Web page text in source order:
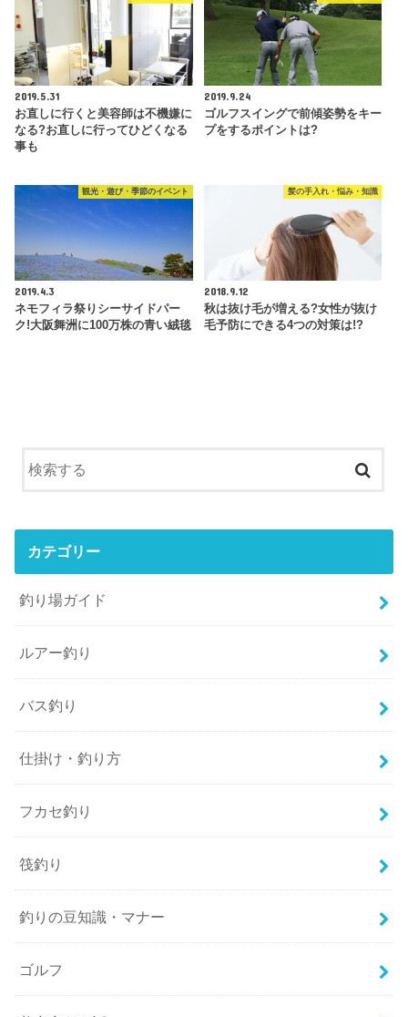
2019.5.31
お直しに行くと美容師は不機嫌に
なる?お直しに行ってひどくなる
事も
2019.9.24
ゴルフスイングで前傾姿勢をキー
プをするポイントは?
観光・遊び・季節のイベント
2019.4.3
ネモフィラ祭りシーサイドパー
ク!大阪舞洲に100万株の青い絨毯
髪の手入れ・悩み・知識
2018.9.12
秋は抜け毛が増える?女性が抜け
毛予防にできる4つの対策は!?
カテゴリー
釣り場ガイド
ルアー釣り
バス釣り
仕掛け・釣り方
フカセ釣り
筏釣り
釣りの豆知識・マナー
ゴルフ